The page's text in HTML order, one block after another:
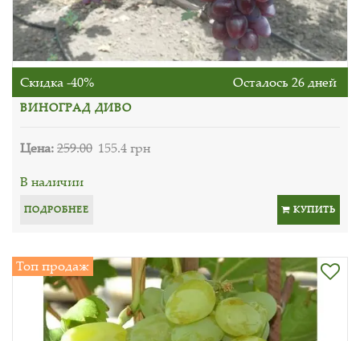
Скидка -40% Осталось 26 дней
ВИНОГРАД ДИВО
Цена:259.00 155.4 грн
В наличии
ПОДРОБНЕЕ КУПИТЬ
Топ продаж